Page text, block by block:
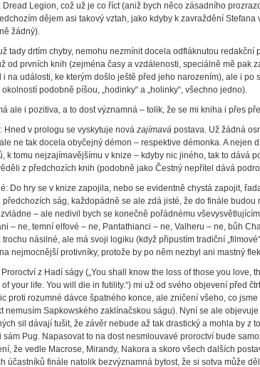
Dread Legion, což už je co říct (aniž bych něco zásadního
dějem asi takový vztah, jako kdyby k zavraždění
žádný).
tady drtím chyby, nemohu nezmínit docela odfláknutou
od prvních knih (zejména časy a vzdálenosti, speciálně mě pak
i na události, ke kterým došlo ještě před jeho narozením), ale i po
podobně píšou, „hodinky“ a „holinky“, všechno jedno).
ale i pozitiva, a to dost významná – tolik, že se mi kniha i přes
Hned v prologu se vyskytuje nová zajímavápostava. Už žádná
ne tak docela obyčejný démon – respektive démonka. A nejen
k tomu nejzajímavějšímu v knize – kdyby nic jiného, tak to dává
z předchozích knih (podobně jako Čestný nepřítel dává
Do hry se v knize zapojila, nebo se evidentně chystá zapojit,
předchozích ság, každopádně se ale zdá jisté, že do finále
– ale nedivil bych se konečně pořádnému
– ne, temní elfové – ne, Pantathianci – ne, Valheru – ne, bůh
násilné, ale má svoji logiku (když připustím tradiční
nejmocnější protivníky, protože by po něm nezbyl ani mastný
Proroctví z Hadí ságy („You shall know the loss of those you love,
your life. You will die in futility.“) mi už od svého objevení před
proti rozumné dávce špatného konce, ale zničení všeho, co
nemusím Sapkowského zaklínačskou ságu). Nyní se ale
sil dávají tušit, že závěr nebude až tak drastický a mohla by z
sám Pug. Napasovat to na dost nesmlouvavé proroctví bude
že vedle Macrose, Mirandy, Nakora a skoro všech dalších
účastníků finále natolik bezvýznamná bytost, že si sotva může